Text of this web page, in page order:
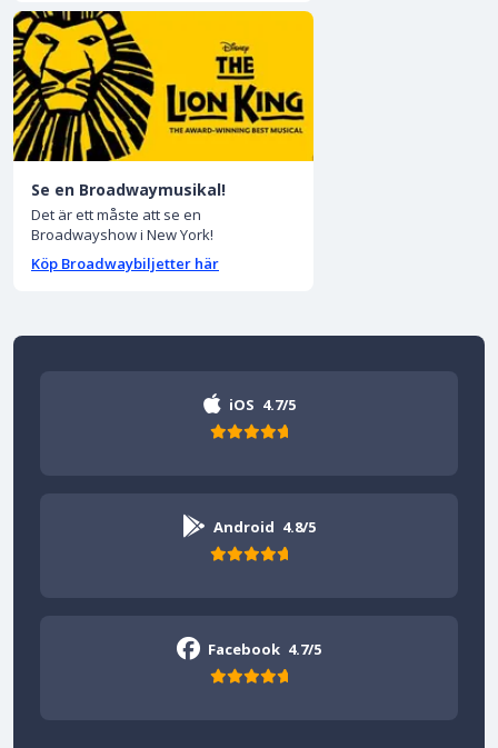
Se en Broadwaymusikal!
Det är ett måste att se en
Broadwayshow i New York!
Köp Broadwaybiljetter här
iOS 4.7/5
Android 4.8/5
Facebook 4.7/5